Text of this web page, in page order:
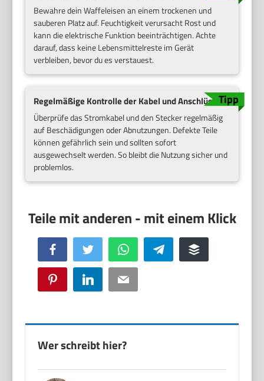
Bewahre dein Waffeleisen an einem trockenen und
sauberen Platz auf. Feuchtigkeit verursacht Rost und
kann die elektrische Funktion beeinträchtigen. Achte
darauf, dass keine Lebensmittelreste im Gerät
verbleiben, bevor du es verstauest.
Regelmäßige Kontrolle der Kabel und Anschlüsse
Überprüfe das Stromkabel und den Stecker regelmäßig
auf Beschädigungen oder Abnutzungen. Defekte Teile
können gefährlich sein und sollten sofort
ausgewechselt werden. So bleibt die Nutzung sicher und
problemlos.
Facebook Twitter WhatsApp Telegram Buffer
Pinterest LinkedIn Email
Wer schreibt hier?